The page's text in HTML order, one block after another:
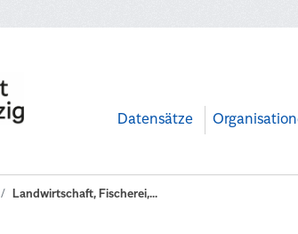
Datensätze
Landwirtschaft, Fischerei,...